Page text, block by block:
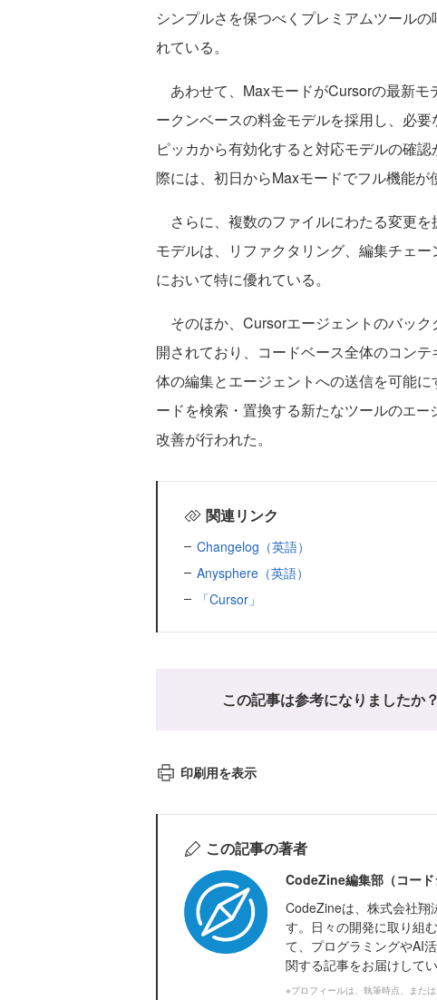
シンプルさを保つべくプレミアムツール
れている。
あわせて、MaxモードがCursorの最新モ
ークンベースの料金モデルを採用し、必
ピッカから有効化すると対応モデルの確
際には、初日からMaxモードでフル機能が
さらに、複数のファイルにわたる変更
モデルは、リファクタリング、編集チェ
において特に優れている。
そのほか、Cursorエージェントのバッ
開されており、コードベース全体のコン
体の編集とエージェントへの送信を可能
ードを検索・置換する新たなツールのエー
改善が行われた。
関連リンク
Changelog（英語）
Anysphere（英語）
「Cursor」
この記事は参考になりましたか？
印刷用を表示
この記事の著者
CodeZine編集部（コード
CodeZineは、株式会社翔
す。日々の開発に取り組
て、プログラミングやAI
関する記事をお届けしてい
※プロフィールは、執筆時点、また